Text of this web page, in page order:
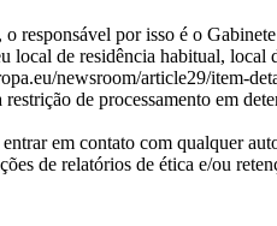
responsável por isso é o
local de residência habitual,
newsroom/article29/item-
de processamento em
em contato com qualquer
de relatórios de ética e/ou